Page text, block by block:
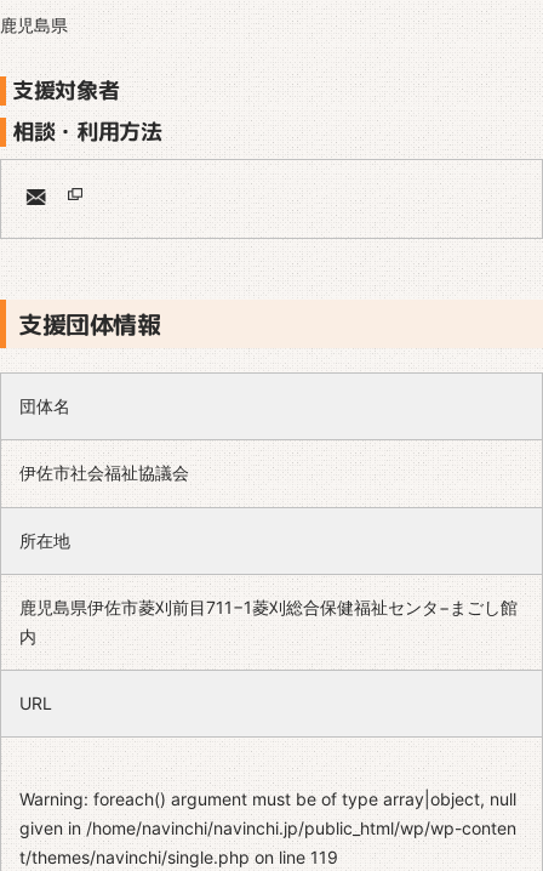
鹿児島県
支援対象者
相談・利用方法
支援団体情報
団体名
伊佐市社会福祉協議会
所在地
鹿児島県伊佐市菱刈前目711−1菱刈総合保健福祉センタ−まごし館
内
URL
Warning: foreach() argument must be of type array|object, null
given in/home/navinchi/navinchi.jp/public_html/wp/wp-conten
t/themes/navinchi/single.php on line119